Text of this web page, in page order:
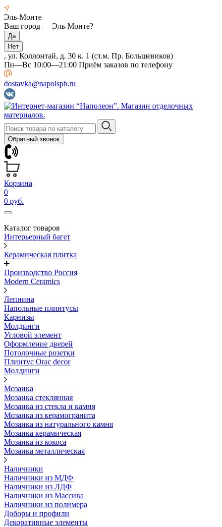
Эль-Монте
Ваш город — Эль-Монте?
, ул. Коллонтай, д. 30 к. 1 (ст.м. Пр. Большевиков)
Пн—Вс 10:00—21:00 Приём заказов по телефону
dostavka@napolspb.ru
Обратный звонок
Корзина
0
0 руб.
Каталог товаров
Интерьерный багет
Керамическая плитка
Производство Россия
Modern Ceramics
Лепнина
Напольные плинтусы
Карнизы
Молдинги
Угловой элемент
Оформление дверей
Потолочные розетки
Плинтус Orac decor
Молдинги
Мозаика
Мозаика стеклянная
Мозаика из стекла и камня
Мозаика из керамогранита
Мозаика из натурального камня
Мозаика керамическая
Мозаика из кокоса
Мозаика металлическая
Наличники
Наличники из МДФ
Наличники из ЛДФ
Наличники из Массива
Наличники из полимера
Доборы и профили
Декоративные элементы